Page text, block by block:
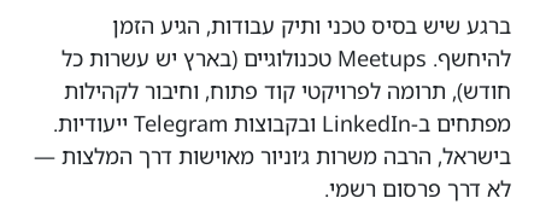
ברגע שיש בסיס טכני ותיק עבודות, הגיע הזמן
להיחשף. Meetups טכנולוגיים (בארץ יש עשרות כל
חודש), תרומה לפרויקטי קוד פתוח, וחיבור לקהילות
מפתחים ב-LinkedIn ובקבוצות Telegram ייעודיות.
בישראל, הרבה משרות ג׳וניור מאוישות דרך המלצות —
לא דרך פרסום רשמי.